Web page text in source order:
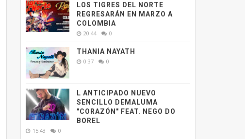
LOS TIGRES DEL NORTE
REGRESARÁN EN MARZO A
COLOMBIA
20:44 0
THANIA NAYATH
0:37 0
L ANTICIPADO NUEVO
SENCILLO DEMALUMA
"CORAZÓN" FEAT. NEGO DO
BOREL
15:43 0